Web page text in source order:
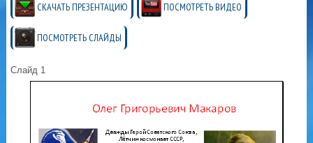
СКАЧАТЬ ПРЕЗЕНТАЦИЮ ПОСМОТРЕТЬ ВИДЕО
ПОСМОТРЕТЬ СЛАЙДЫ
Слайд 1